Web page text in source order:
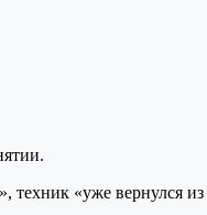
«уже вернулся